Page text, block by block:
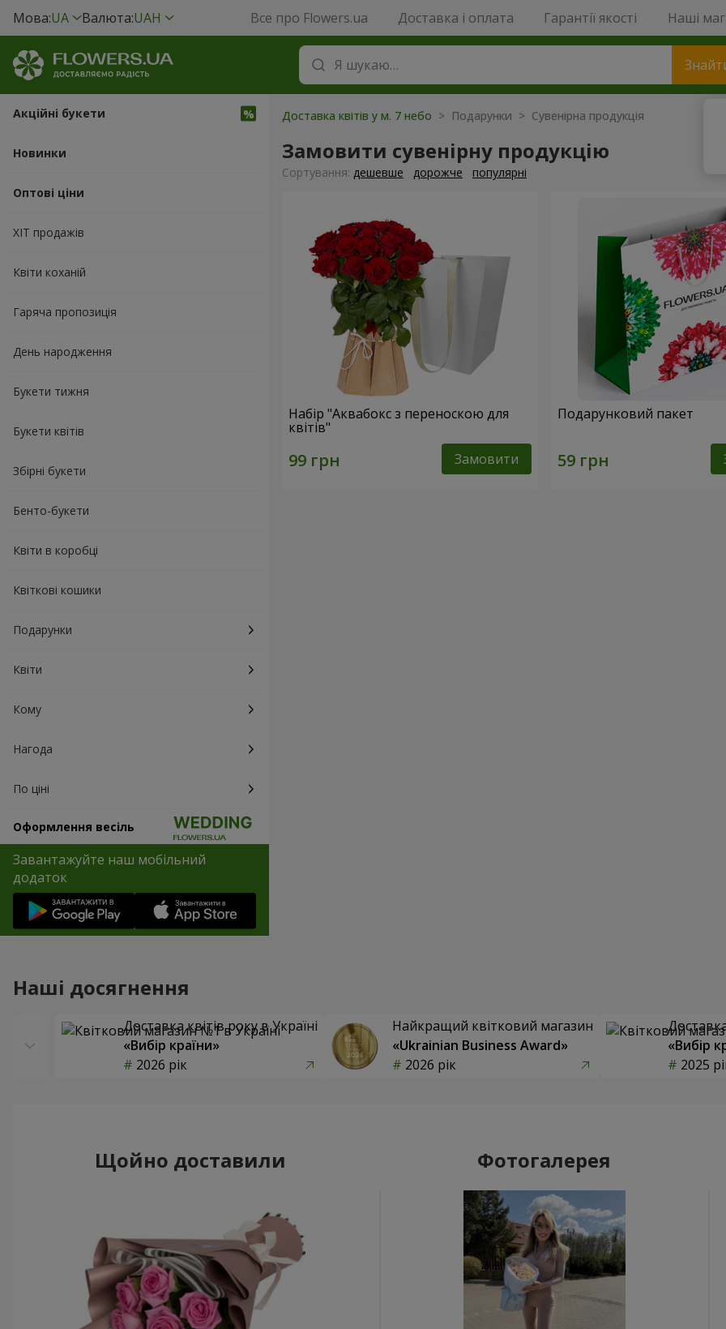
Мова:UA Валюта:UAH Все про Flowers.ua Доставка і оплата Гарантії якості Наші
Акційні букети
Новинки
Оптові ціни
ХІТ продажів
Квіти коханій
Гаряча пропозиція
День народження
Букети тижня
Букети квітів
Збірні букети
Бенто-букети
Квіти в коробці
Квіткові кошики
Подарунки
Квіти
Кому
Нагода
По ціні
Оформлення весіль
Завантажуйте наш мобільний
додаток
Доставка квітів у м. 7 небо > Подарунки > Сувенірна продукція
Замовити сувенірну продукцію
Сортування: дешевше дорожче популярні
Набір "Аквабокс з переноскою для
квітів"
Замовити
Подарунковий пакет
Наші досягнення
Доставка квітів року в Україні
«Вибір країни»
2026 рік
Найкращий квітковий магазин
«Ukrainian Business Award»
2026 рік
«Вибір
2025
Щойно доставили Фотогалерея